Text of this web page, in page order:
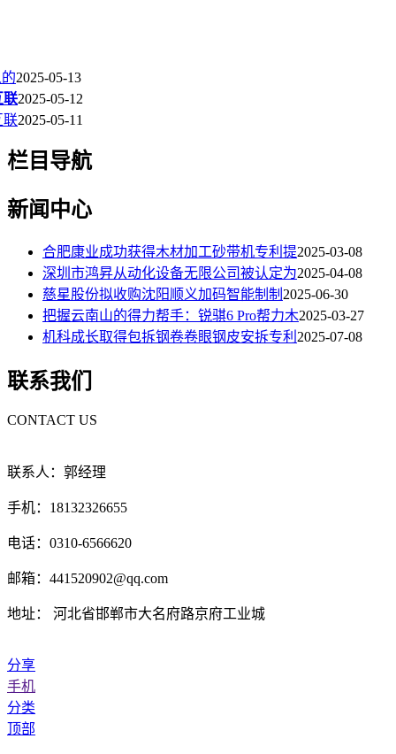
2025-05-13
联2025-05-12
联2025-05-11
栏目导航
新闻中心
合肥康业成功获得木材加工砂带机专利提2025-03-08
深圳市鸿昇从动化设备无限公司被认定为2025-04-08
慈星股份拟收购沈阳顺义加码智能制制 2025-06-30
把握云南山的得力帮手：锐骐6 Pro帮力木2025-03-27
机科成长取得包拆钢卷卷眼钢皮安拆专利 2025-07-08
联系我们
CONTACT US
联系人：郭经理
手机：18132326655
电话：0310-6566620
邮箱：441520902@qq.com
地址： 河北省邯郸市大名府路京府工业城
分享
手机
分类
顶部